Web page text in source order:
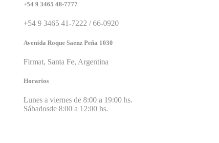
+54 9 3465 48-7777
+54 9 3465 41-7222 / 66-0920
Avenida Roque Saenz Peña 1030
Firmat, Santa Fe, Argentina
Horarios
Lunes a viernes de 8:00 a 19:00 hs.
Sábadosde 8:00 a 12:00 hs.